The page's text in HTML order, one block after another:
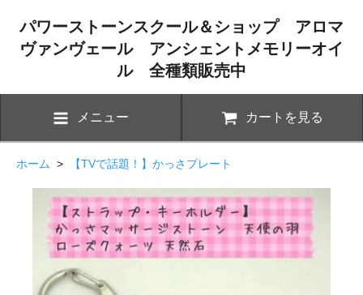
パワーストーンスクール＆ショップ アロマ
ヴァンヴェール アンシェントメモリーオイ
ル 全種類販売中
メニュー カートを見る
ホーム > 【TVで話題！】かっさプレート